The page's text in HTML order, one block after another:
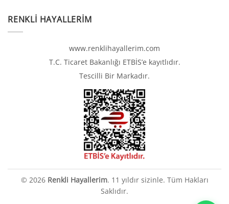
RENKLI HAYALLERIM
www.renklihayallerim.com
T.C. Ticaret Bakanlığı ETBİS’e kayıtlıdır.
Tescilli Bir Markadır.
© 2026 Renkli Hayallerim. 11 yıldır sizinle. Tüm Hakları
Saklıdır.